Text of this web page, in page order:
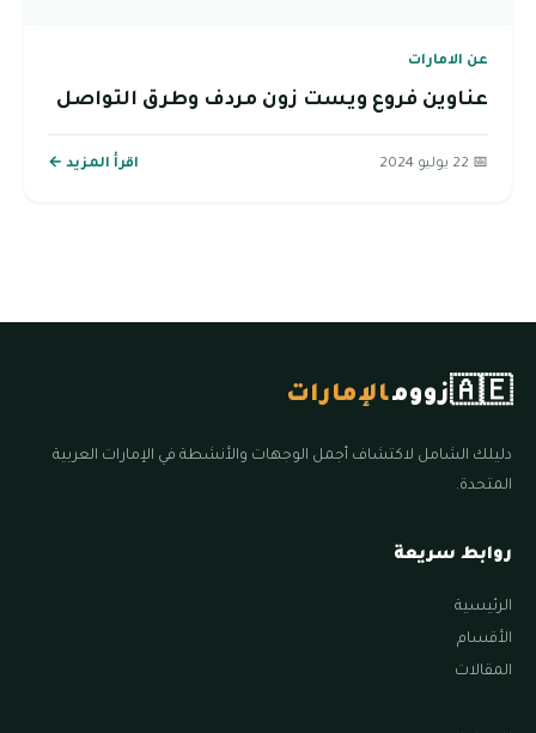
عن الامارات
عناوين فروع ويست زون مردف وطرق التواصل
📅 22 يوليو 2024 اقرأ المزيد ←
🇦🇪زوومالإمارات
دليلك الشامل لاكتشاف أجمل الوجهات والأنشطة في الإمارات العربية
المتحدة.
روابط سريعة
الرئيسية
الأقسام
المقالات